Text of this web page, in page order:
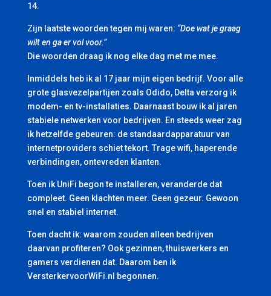
14.
Zijn laatste woorden tegen mij waren: “Doe wat je graag
wilt en ga er vol voor.”
Die woorden draag ik nog elke dag met me mee.
Inmiddels heb ik al 17 jaar mijn eigen bedrijf. Voor alle
grote glasvezelpartijen zoals Odido, Delta verzorg ik
modem- en tv-installaties. Daarnaast bouw ik al jaren
stabiele netwerken voor bedrijven. En steeds weer zag
ik hetzelfde gebeuren: de standaardapparatuur van
internetproviders schiet tekort. Trage wifi, haperende
verbindingen, ontevreden klanten.
Toen ik UniFi begon te installeren, veranderde dat
compleet. Geen klachten meer. Geen gezeur. Gewoon
snel en stabiel internet.
Toen dacht ik: waarom zouden alleen bedrijven
daarvan profiteren? Ook gezinnen, thuiswerkers en
gamers verdienen dat. Daarom ben ik
VersterkervoorWiFi.nl begonnen.